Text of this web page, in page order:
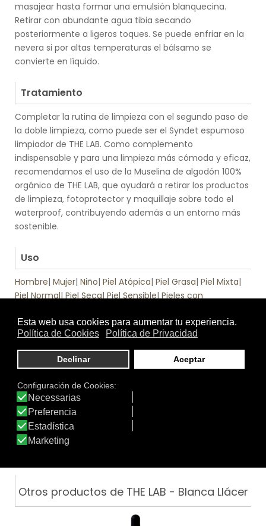
masajear hasta formar una emulsión blanquecina.
Retirar con abundante agua tibia secando
posteriormente a ligeros toques. Se puede enfriar en la
nevera si por altas temperaturas el bálsamo se
convierte en líquido.
Tratamiento
Completar la rutina de limpieza con el segundo paso de
la doble limpieza, como puede ser el Syndet espumoso
limpiador de THE LAB. Como complemento
indispensable y para una limpieza más cómoda y eficaz,
recomendamos el uso de la Muselina de algodón 100%
orgánico de THE LAB, que ayudará a retirar los productos
de limpieza, fotoprotector y maquillaje sobre todo el
waterproof, contribuyendo además a un entorno más
sostenible.
Uso
Hombre| Mujer| Niño| Piel Atópica| Piel Grasa| Piel Mixta|
Piel Normal|Piel Seca|Piel Sensible|Pieles con
Función
Antiedad|Antioxidante|Cuello Emoliente|Hidratante
Tratamiento
de:
Apto:
Otros productos de THE LAB - Blanca Llácer